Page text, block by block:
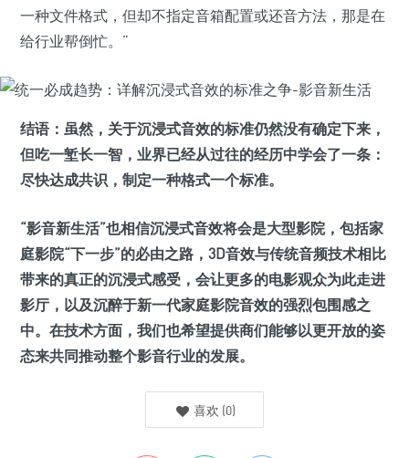
一种文件格式，但却不指定音箱配置或还音方法，那是在
给行业帮倒忙。”
结语： 虽然，关于沉浸式音效的标准仍然没有确定下来，
但吃一堑长一智，业界已经从过往的经历中学会了一条：
尽快达成共识，制定一种格式一个标准。
“影音新生活”也相信沉浸式音效将会是大型影院，包括家
庭影院“下一步”的必由之路，3D音效与传统音频技术相比
带来的真正的沉浸式感受，会让更多的电影观众为此走进
影厅，以及沉醉于新一代家庭影院音效的强烈包围感之
中。在技术方面，我们也希望提供商们能够以更开放的姿
态来共同推动整个影音行业的发展。
喜欢 (0)